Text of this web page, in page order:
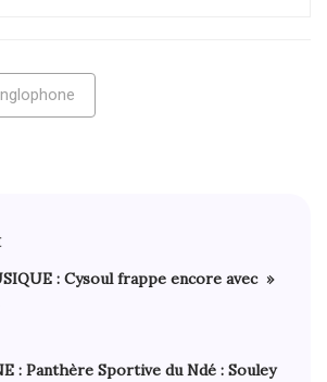
: Cysoul frappe encore avec »
: Panthère Sportive du Ndé : Souley